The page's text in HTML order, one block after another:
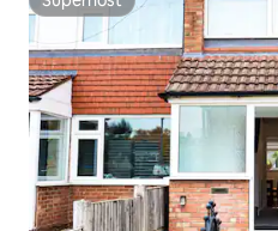
Superhost